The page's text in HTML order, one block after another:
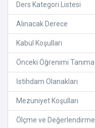
Ders Kategori Listesi
Alınacak Derece
Kabul Koşulları
Önceki Öğrenimi Tanıma
İstihdam Olanakları
Mezuniyet Koşulları
Ölçme ve Değerlendirme